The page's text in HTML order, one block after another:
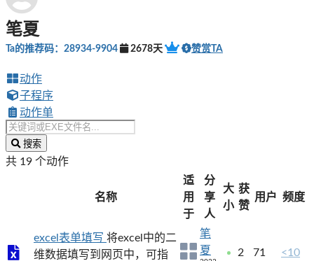
笔夏
Ta的推荐码：28934-9904 2678天 赞赏TA
动作
子程序
动作单
搜索
共 19 个动作
名称
适
用
于
分
享
人
大
小
获
赞
用户 频度
excel表单填写 将excel中的二
维数据填写到网页中，可指
笔
夏
2 71 <10